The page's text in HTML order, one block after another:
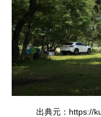
出典元：https://